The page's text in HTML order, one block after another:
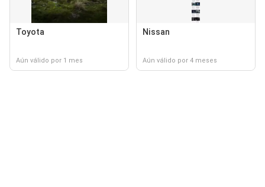
Toyota
Aún válido por 1 mes
Nissan
Aún válido por 4 meses